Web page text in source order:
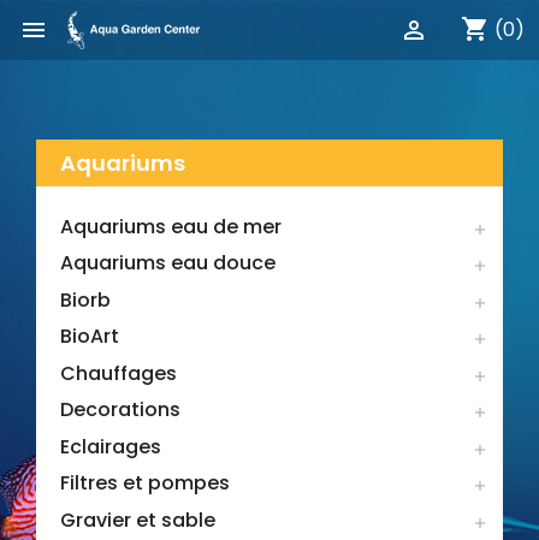
 shopping_cart (0)

Aquariums
Aquariums eau de mer 
Aquariums eau douce 
Biorb 
BioArt 
Chauffages 
Decorations 
Eclairages 
Filtres et pompes 
Gravier et sable 